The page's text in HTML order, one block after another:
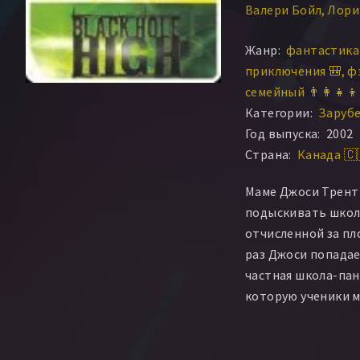
Валери Бойл Лори
Дженнифер
Аарон Пул Майкл
Дженни Ливайн
Лоуренс Бэйн
Дэвид Реале
Мелисса Джейн
Шейдиа Симмонс
Джеффри Дуглас
Стив Джексон
Кристофер Таи
Лайам Титкомб
Брайан Бэннен
Жанр: фантастика
приключения 🎒
семейный 👨‍👩‍👧‍👦
Категории:
Год выпуска: 2002
Страна: Канада
Маме Джоси
подыскивать
отчисленной за
раз Джоси
частная школа-
которую ученики
называют «Чёрная